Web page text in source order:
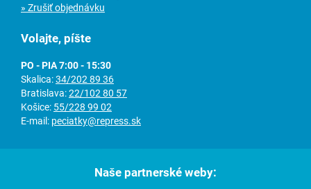
» Zrušiť objednávku
Volajte, píšte
PO - PIA 7:00 - 15:30
Skalica:34/202 89 36
Bratislava:22/102 80 57
Košice: 55/228 99 02
E-mail: peciatky@repress.sk
Naše partnerské weby: